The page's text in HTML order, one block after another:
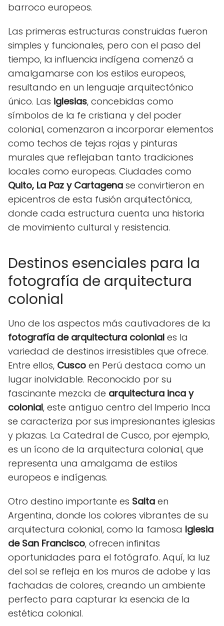
barroco europeos.
Las primeras estructuras construidas fueron
simples y funcionales, pero con el paso del
tiempo, la influencia indígena comenzó a
amalgamarse con los estilos europeos,
resultando en un lenguaje arquitectónico
único. Las iglesias, concebidas como
símbolos de la fe cristiana y del poder
colonial, comenzaron a incorporar elementos
como techos de tejas rojas y pinturas
murales que reflejaban tanto tradiciones
locales como europeas. Ciudades como
Quito, La Paz y Cartagena se convirtieron en
epicentros de esta fusión arquitectónica,
donde cada estructura cuenta una historia
de movimiento cultural y resistencia.
Destinos esenciales para la
fotografía de arquitectura
colonial
Uno de los aspectos más cautivadores de la
fotografía de arquitectura colonial es la
variedad de destinos irresistibles que ofrece.
Entre ellos, Cusco en Perú destaca como un
lugar inolvidable. Reconocido por su
fascinante mezcla de arquitectura inca y
colonial, este antiguo centro del Imperio Inca
se caracteriza por sus impresionantes iglesias
y plazas. La Catedral de Cusco, por ejemplo,
es un ícono de la arquitectura colonial, que
representa una amalgama de estilos
europeos e indígenas.
Otro destino importante es Salta en
Argentina, donde los colores vibrantes de su
arquitectura colonial, como la famosa Iglesia
de San Francisco, ofrecen infinitas
oportunidades para el fotógrafo. Aquí, la luz
del sol se refleja en los muros de adobe y las
fachadas de colores, creando un ambiente
perfecto para capturar la esencia de la
estética colonial.